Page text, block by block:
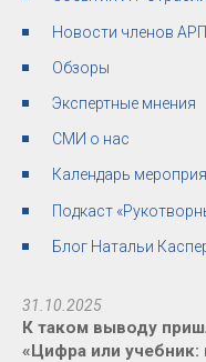
Новости членов
Обзоры
Экспертные мнения
СМИ о нас
Календарь
Подкаст
Блог Натальи
31.10.2025
К таком выводу
«Цифра или учебник: